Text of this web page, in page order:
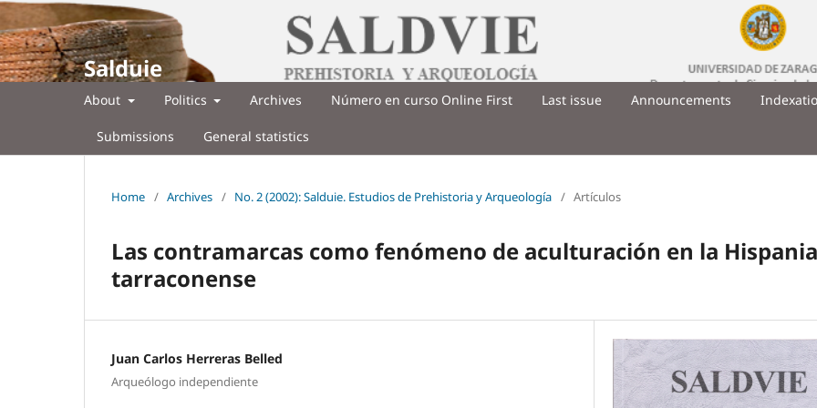
Salduie
About Politics Archives Número en curso Online First Last issue Announcements
Submissions General statistics
Home / Archives / No. 2 (2002): Salduie. Estudios de Prehistoria y Arqueología / Artículos
Las contramarcas como fenómeno de aculturación en la Hispania
tarraconense
Juan Carlos Herreras Belled
Arqueólogo independiente